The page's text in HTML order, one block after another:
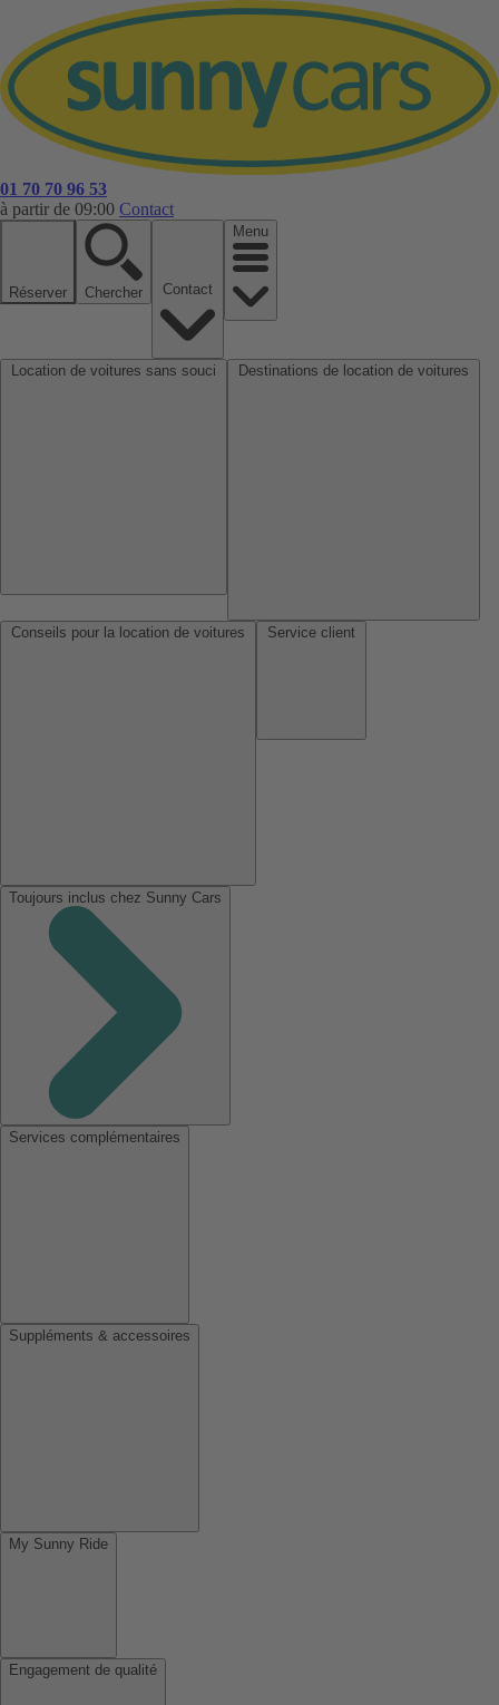
01 70 70 96 53
à partir de 09:00 Contact
Réserver Chercher
Menu
Toujours inclus chez Sunny Cars
Services complémentaires
Suppléments & accessoires
My Sunny Ride
Engagement de qualité